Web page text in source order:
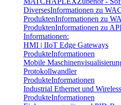
DiversesInformationen zu
ProduktenInformationen zu
ProduktenInformationen zu
Informationen:
HMI | IIoT Edge Gateways
ProdukteInformationen
Mobile
Protokollwandler
ProdukteInformationen
Industrial Ethernet und Wireless
ProdukteInformationen